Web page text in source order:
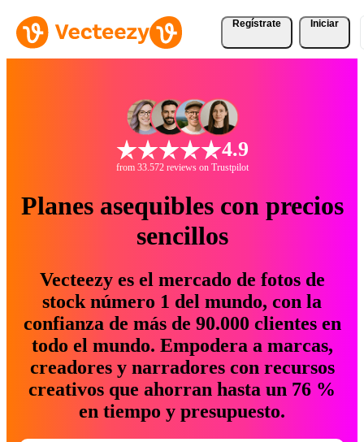
Regístrate Iniciar
4.9
from 33.572 reviews on Trustpilot
Planes asequibles con precios
sencillos
Vecteezy es el mercado de fotos de
stock número 1 del mundo, con la
confianza de más de 90.000 clientes en
todo el mundo. Empodera a marcas,
creadores y narradores con recursos
creativos que ahorran hasta un 76 %
en tiempo y presupuesto.